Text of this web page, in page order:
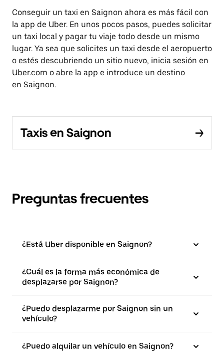
Conseguir un taxi en Saignon ahora es más fácil con
la app de Uber. En unos pocos pasos, puedes solicitar
un taxi local y pagar tu viaje todo desde un mismo
lugar. Ya sea que solicites un taxi desde el aeropuerto
o estés descubriendo un sitio nuevo, inicia sesión en
Uber.com o abre la app e introduce un destino
en Saignon.
Taxis en Saignon
Preguntas frecuentes
¿Está Uber disponible en Saignon?
¿Cuál es la forma más económica de
desplazarse por Saignon?
¿Puedo desplazarme por Saignon sin un
vehículo?
¿Puedo alquilar un vehículo en Saignon?